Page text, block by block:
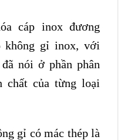
cáp inox đương
không gỉ inox, với
nói ở phần phân
của từng loại
gỉ có mác thép là